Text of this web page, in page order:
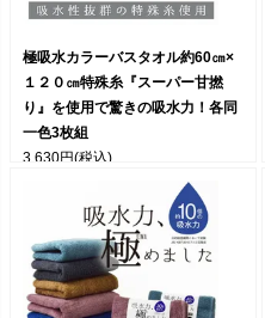
極吸水カラーバスタオル約60㎝×
１２０㎝特殊糸『スーパー甘撚
り』を使用で驚きの吸水力！各同
一色3枚組
3,630円(税込)